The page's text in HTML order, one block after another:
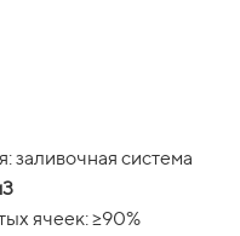
заливочная система
ячеек: ≥90%